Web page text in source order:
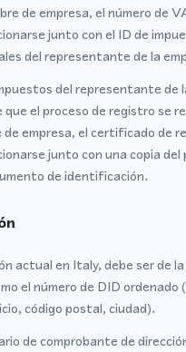
de empresa, el número de
junto con el ID de
del representante de la
del representante de
que el proceso de registro se
de empresa, el certificado de
junto con una copia del
de identificación.
actual en Italy, debe ser de
el número de DID ordenado
código postal, ciudad).
de comprobante de